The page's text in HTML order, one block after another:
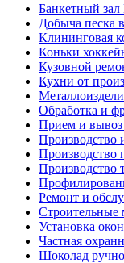
Банкетный зал
Добыча песка
Клининговая
Коньки
Кузовной
Кухни от
Обработка и
Прием и вывоз
Производство
Производство
Производство
Ремонт и
Строительные
Установка окон
Частная
Шоколад